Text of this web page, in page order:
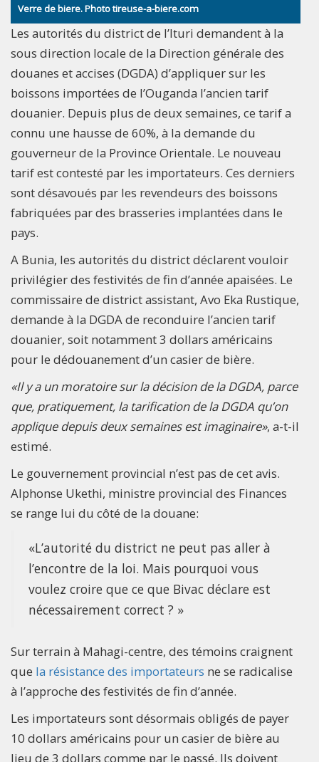
Verre de biere. Photo tireuse-a-biere.com
Les autorités du district de l’Ituri demandent à la
sous direction locale de la Direction générale des
douanes et accises (DGDA) d’appliquer sur les
boissons importées de l’Ouganda l’ancien tarif
douanier. Depuis plus de deux semaines, ce tarif a
connu une hausse de 60%, à la demande du
gouverneur de la Province Orientale. Le nouveau
tarif est contesté par les importateurs. Ces derniers
sont désavoués par les revendeurs des boissons
fabriquées par des brasseries implantées dans le
pays.
A Bunia, les autorités du district déclarent vouloir
privilégier des festivités de fin d’année apaisées. Le
commissaire de district assistant, Avo Eka Rustique,
demande à la DGDA de reconduire l’ancien tarif
douanier, soit notamment 3 dollars américains
pour le dédouanement d’un casier de bière.
«Il y a un moratoire sur la décision de la DGDA, parce
que, pratiquement, la tarification de la DGDA qu’on
applique depuis deux semaines est imaginaire», a-t-il
estimé.
Le gouvernement provincial n’est pas de cet avis.
Alphonse Ukethi, ministre provincial des Finances
se range lui du côté de la douane:
«L’autorité du district ne peut pas aller à
l’encontre de la loi. Mais pourquoi vous
voulez croire que ce que Bivac déclare est
nécessairement correct ? »
Sur terrain à Mahagi-centre, des témoins craignent
que la résistance des importateurs ne se radicalise
à l’approche des festivités de fin d’année.
Les importateurs sont désormais obligés de payer
10 dollars américains pour un casier de bière au
lieu de 3 dollars comme par le passé. Ils doivent